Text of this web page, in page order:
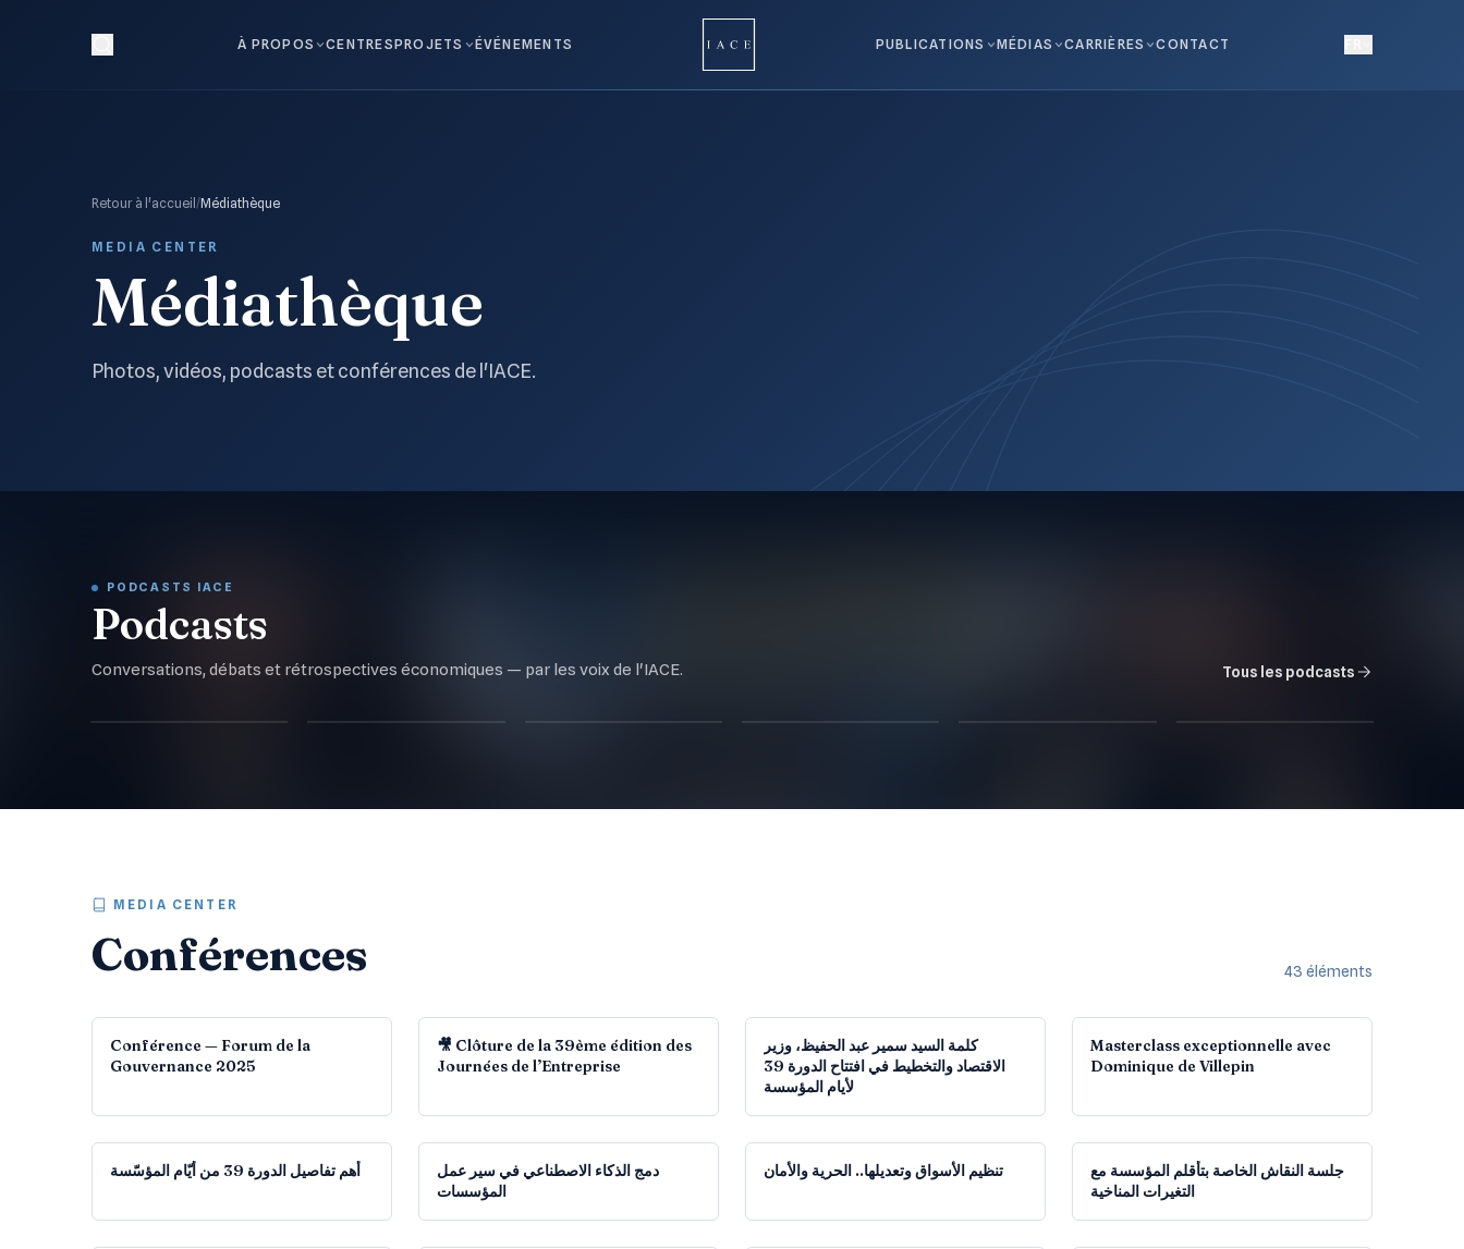
À PROPOS CENTRESPROJETS ÉVÉNEMENTS PUBLICATIONS MÉDIAS CARRIÈRES CONTACT
Retour à l'accueil /Médiathèque
MEDIA CENTER
Médiathèque
Photos, vidéos, podcasts et conférences de l'IACE.
PODCASTS IACE
Podcasts
Conversations, débats et rétrospectives économiques — par les voix de l'IACE. Tous les podcasts بودكاست "إقن3ني" بودكاست ناقشني LeadersEco L'Interview / IACE
MEDIA CENTER
Conférences 43 éléments
Conférence — Forum de la
Gouvernance 2025
🎥 Clôture de la 39ème édition des
Journées de l’Entreprise
كلمة السيد سمير عبد الحفيظ، وزير
الاقتصاد والتخطيط في افتتاح الدورة 39
لأيام المؤسسة
Masterclass exceptionnelle avec
Dominique de Villepin
أهم تفاصيل الدورة 39 من أيّام المؤسّسة
دمج الذكاء الاصطناعي في سير عمل
المؤسسات
تنظيم الأسواق وتعديلها.. الحرية والأمان
جلسة النقاش الخاصة بتأقلم المؤسسة مع
التغيرات المناخية